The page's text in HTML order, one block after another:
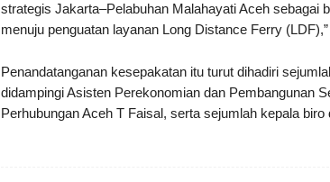
strategis Jakarta–Pelabuhan Malahayati Aceh sebagai
menuju penguatan layanan Long Distance Ferry
Penandatanganan kesepakatan itu turut dihadiri
didampingi Asisten Perekonomian dan Pembangunan
Perhubungan Aceh T Faisal, serta sejumlah kepala